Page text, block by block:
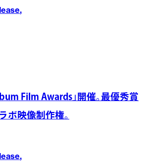
,
Film Awards」開催。最優秀賞
ボ映像制作権。
,